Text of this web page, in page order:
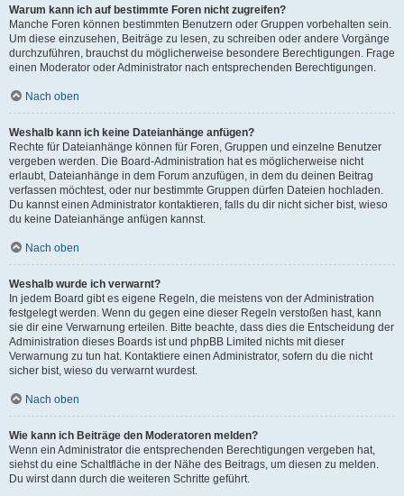
Warum kann ich auf bestimmte Foren nicht zugreifen?
Manche Foren können bestimmten Benutzern oder Gruppen vorbehalten sein.
Um diese einzusehen, Beiträge zu lesen, zu schreiben oder andere Vorgänge
durchzuführen, brauchst du möglicherweise besondere Berechtigungen. Frage
einen Moderator oder Administrator nach entsprechenden Berechtigungen.
Nach oben
Weshalb kann ich keine Dateianhänge anfügen?
Rechte für Dateianhänge können für Foren, Gruppen und einzelne Benutzer
vergeben werden. Die Board-Administration hat es möglicherweise nicht
erlaubt, Dateianhänge in dem Forum anzufügen, in dem du deinen Beitrag
verfassen möchtest, oder nur bestimmte Gruppen dürfen Dateien hochladen.
Du kannst einen Administrator kontaktieren, falls du dir nicht sicher bist, wieso
du keine Dateianhänge anfügen kannst.
Nach oben
Weshalb wurde ich verwarnt?
In jedem Board gibt es eigene Regeln, die meistens von der Administration
festgelegt werden. Wenn du gegen eine dieser Regeln verstoßen hast, kann
sie dir eine Verwarnung erteilen. Bitte beachte, dass dies die Entscheidung der
Administration dieses Boards ist und phpBB Limited nichts mit dieser
Verwarnung zu tun hat. Kontaktiere einen Administrator, sofern du die nicht
sicher bist, wieso du verwarnt wurdest.
Nach oben
Wie kann ich Beiträge den Moderatoren melden?
Wenn ein Administrator die entsprechenden Berechtigungen vergeben hat,
siehst du eine Schaltfläche in der Nähe des Beitrags, um diesen zu melden.
Du wirst dann durch die weiteren Schritte geführt.